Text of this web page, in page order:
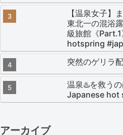
【温泉女子】
東北一の混浴
級旅館《
突然のゲリラ
温泉♨️を救う
Japanese hot
アーカイブ